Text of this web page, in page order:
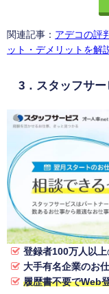
関連記事： アデコの評
ット・デメリットを解
3．スタッフサー
登録者100万人以上
大手有名企業のお
履歴書不要でWeb